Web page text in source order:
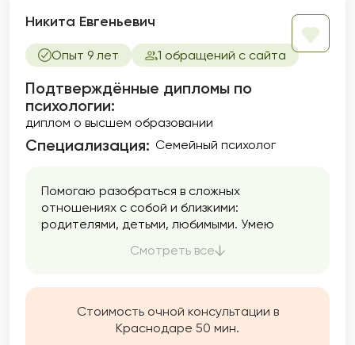
Никита Евгеньевич
Опыт 9 лет 1 обращений с сайта
Подтверждённые дипломы по
психологии:
диплом о высшем образовании
Специализация: Семейный психолог
Помогаю разобраться в сложных
отношениях с собой и близкими:
родителями, детьми, любимыми. Умею
жизненные ситуации.Смотреть все
Стоимость очной консультации в
Краснодаре 50 мин.